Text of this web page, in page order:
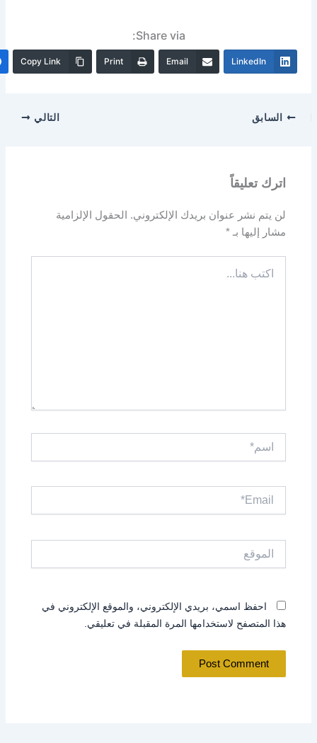
Share via:
LinkedIn
Email
Print
Copy Link
السابق التالي
اترك تعليقاً
لن يتم نشر عنوان بريدك الإلكتروني.
الحقول الإلزامية
مشار إليها بـ*
هنا...
احفظ اسمي، بريدي الإلكتروني، والموقع الإلكتروني في
هذا المتصفح لاستخدامها المرة المقبلة في تعليقي.